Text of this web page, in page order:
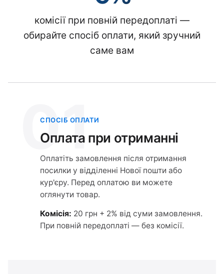
комісії при повній передоплаті —
обирайте спосіб оплати, який зручний
саме вам
01
СПОСІБ ОПЛАТИ
Оплата при отриманні
Оплатіть замовлення після отримання
посилки у відділенні Нової пошти або
кур'єру. Перед оплатою ви можете
оглянути товар.
Комісія: 20 грн + 2% від суми замовлення.
При повній передоплаті — без комісії.